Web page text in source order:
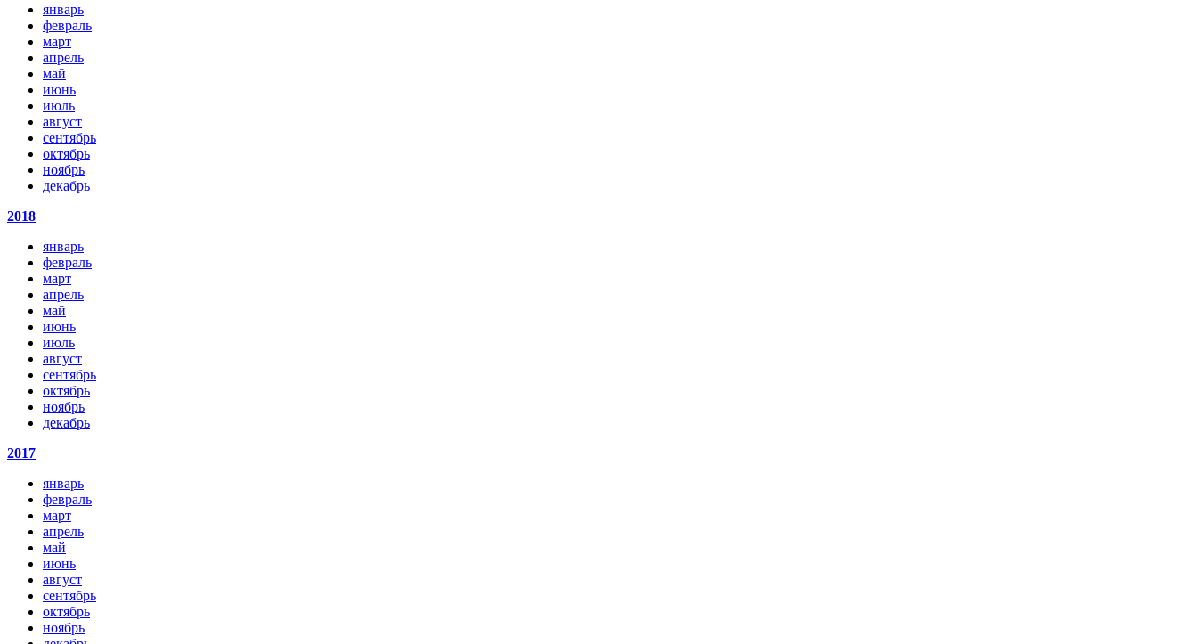
январь
февраль
март
апрель
май
июнь
июль
август
сентябрь
октябрь
ноябрь
декабрь
2018
январь
февраль
март
апрель
май
июнь
июль
август
сентябрь
октябрь
ноябрь
декабрь
2017
январь
февраль
март
апрель
май
июнь
август
сентябрь
октябрь
ноябрь